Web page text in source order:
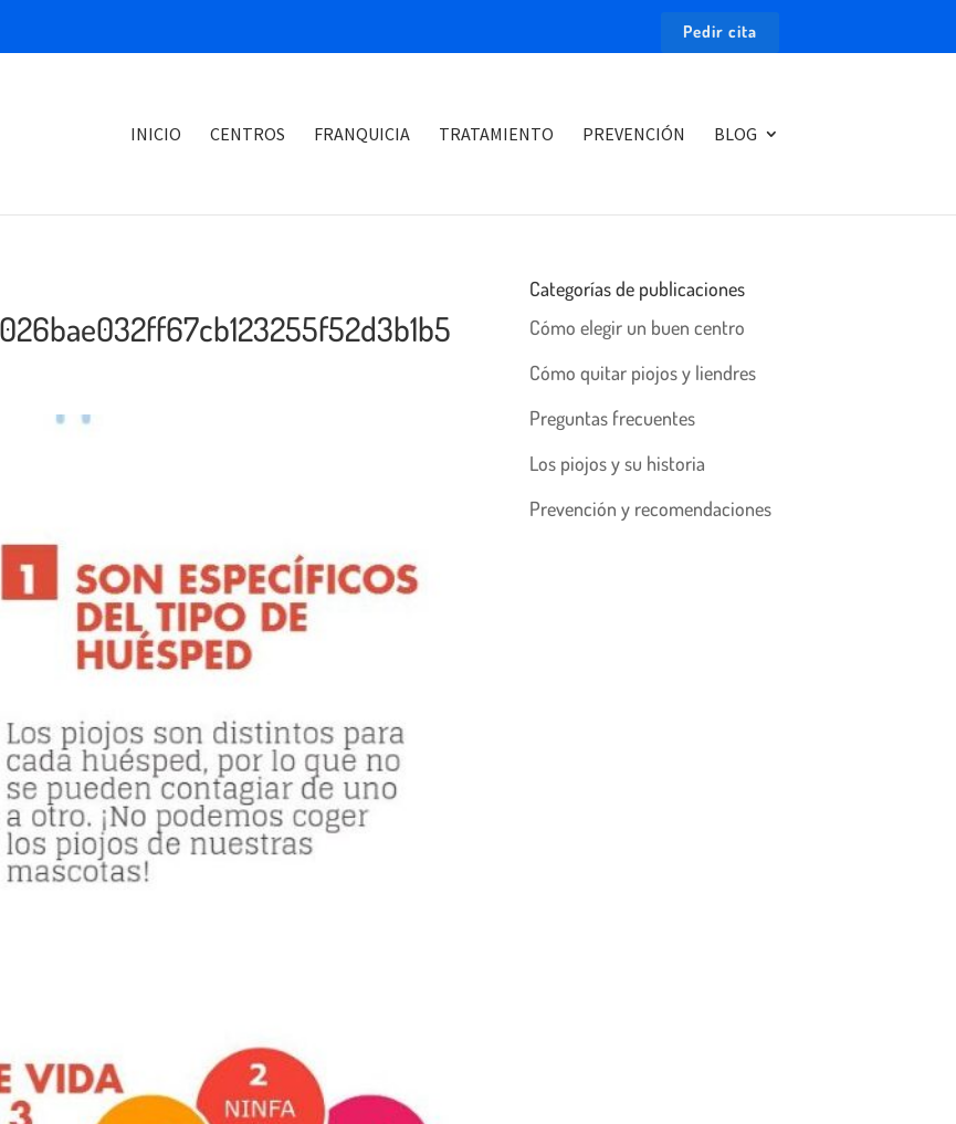
Pedir cita
INICIO CENTROS FRANQUICIA TRATAMIENTO PREVENCIÓN BLOG
Categorías de publicaciones
Cómo elegir un buen centro
Cómo quitar piojos y liendres
Preguntas frecuentes
Los piojos y su historia
Prevención y recomendaciones